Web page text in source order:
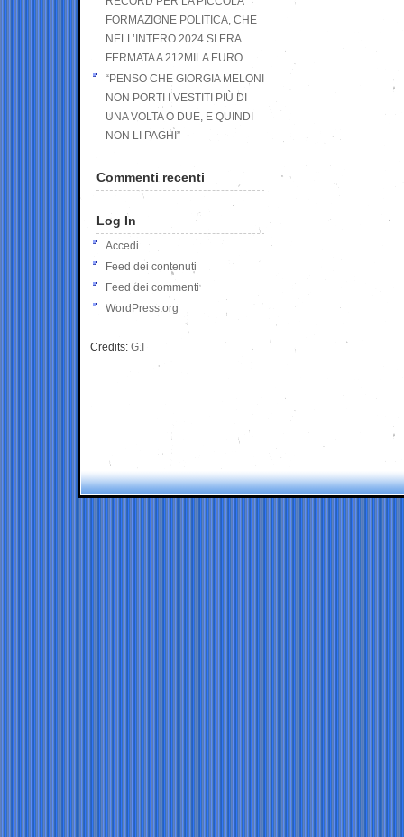
FORMAZIONE POLITICA, CHE
NELL’INTERO 2024 SI ERA
FERMATA A 212MILA EURO
“PENSO CHE GIORGIA MELONI
NON PORTI I VESTITI PIÙ DI
UNA VOLTA O DUE, E QUINDI
NON LI PAGHI”
Commenti recenti
Log In
Accedi
Feed dei contenuti
Feed dei commenti
WordPress.org
Credits: G.I